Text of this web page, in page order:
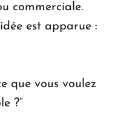
commerciale.
est apparue :
que vous voulez
?”